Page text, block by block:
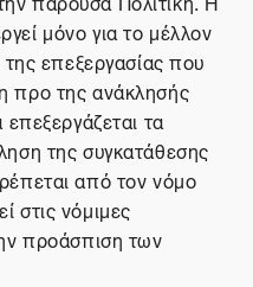
μόνο για το μέλλον
της επεξεργασίας που
προ της ανάκλησής
τα
της συγκατάθεσης
από τον νόμο
στις νόμιμες
προάσπιση των